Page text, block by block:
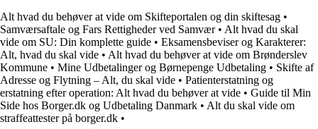
Alt hvad du behøver at vide om Skifteportalen og din skiftesag •
Samværsaftale og Fars Rettigheder ved Samvær• Alt hvad du skal
vide om SU: Din komplette guide • Eksamensbeviser og Karakterer:
Alt, hvad du skal vide • Alt hvad du behøver at vide om Brønderslev
Kommune • Mine Udbetalinger og Børnepenge Udbetaling • Skifte af
Adresse og Flytning – Alt, du skal vide • Patienterstatning og
erstatning efter operation: Alt hvad du behøver at vide • Guide til Min
Side hos Borger.dk og Udbetaling Danmark • Alt du skal vide om
straffeattester på borger.dk •